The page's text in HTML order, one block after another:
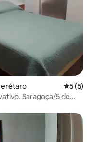
5 de
5 (5)
Saragoça/5 de